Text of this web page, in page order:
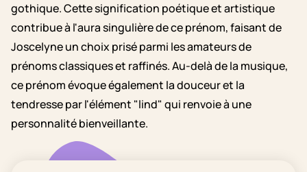
gothique. Cette signification poétique et artistique
contribue à l'aura singulière de ce prénom, faisant de
Joscelyne un choix prisé parmi les amateurs de
prénoms classiques et raffinés. Au-delà de la musique,
ce prénom évoque également la douceur et la
tendresse par l'élément "lind" qui renvoie à une
personnalité bienveillante.